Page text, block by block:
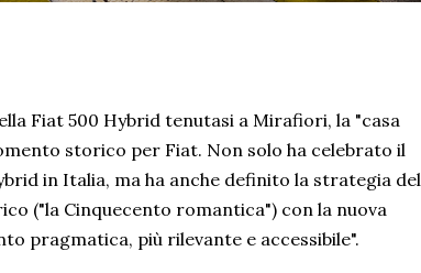
Fiat 500 Hybrid tenutasi a Mirafiori, la "casa
storico per Fiat. Non solo ha celebrato il
in Italia, ma ha anche definito la strategia del
("la Cinquecento romantica") con la nuova
pragmatica, più rilevante e accessibile".